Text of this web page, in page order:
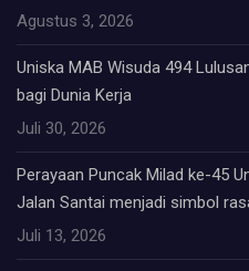
Agustus 3, 2026
Uniska MAB Wisuda 494
bagi Dunia Kerja
Juli 30, 2026
Perayaan Puncak Milad ke-45
Jalan Santai menjadi simbol
Juli 13, 2026